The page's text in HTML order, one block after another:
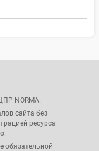
NORMA.
сайта без
ресурса
обязательной